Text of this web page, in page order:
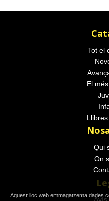
Tot el
El
Qui
On
Avís
Aquest lloc web emmagatzema dades